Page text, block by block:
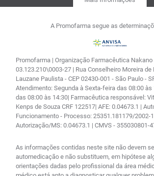
A Promofarma segue as
Promofarma | Organização Farmacêutica Nakano
03.123.210\0003-27 | Rua Conselheiro Moreira de
Lauzane Paulista - CEP 02430-001 - São Paulo -
Atendimento: Segunda à Sexta-feira das 08:00 às
das 08:00 às 14:30| Farmacêutica responsável:
Kenps de Souza CRF 122517| AFE: 0.04673.1 |
Funcionamento - Processo: 25351.181179/2002-
Autorização/MS: 0.04673.1 | CMVS - 355030801-
As informações contidas neste site não devem
automedicação e não substituem, em hipótese
orientações dadas pelo profissional da área